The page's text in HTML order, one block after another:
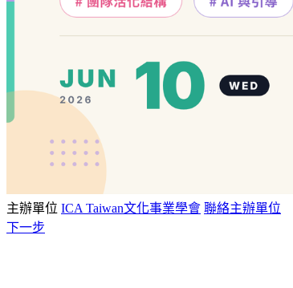
主辦單位 ICA Taiwan文化事業學會 聯絡主辦單位
下一步